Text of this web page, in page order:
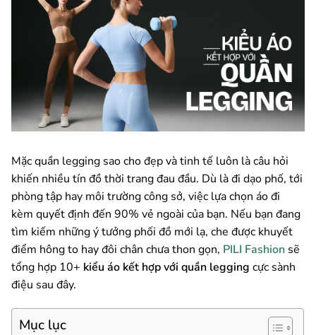
Mặc quần legging sao cho đẹp và tinh tế luôn là câu hỏi
khiến nhiều tín đồ thời trang đau đầu. Dù là đi dạo phố, tới
phòng tập hay môi trường công sở, việc lựa chọn áo đi
kèm quyết định đến 90% vẻ ngoài của bạn. Nếu bạn đang
tìm kiếm những ý tưởng phối đồ mới lạ, che được khuyết
điểm hông to hay đôi chân chưa thon gọn, PILI Fashion sẽ
tổng hợp 10+ kiểu áo kết hợp với quần legging cực sành
điệu sau đây.
Mục lục